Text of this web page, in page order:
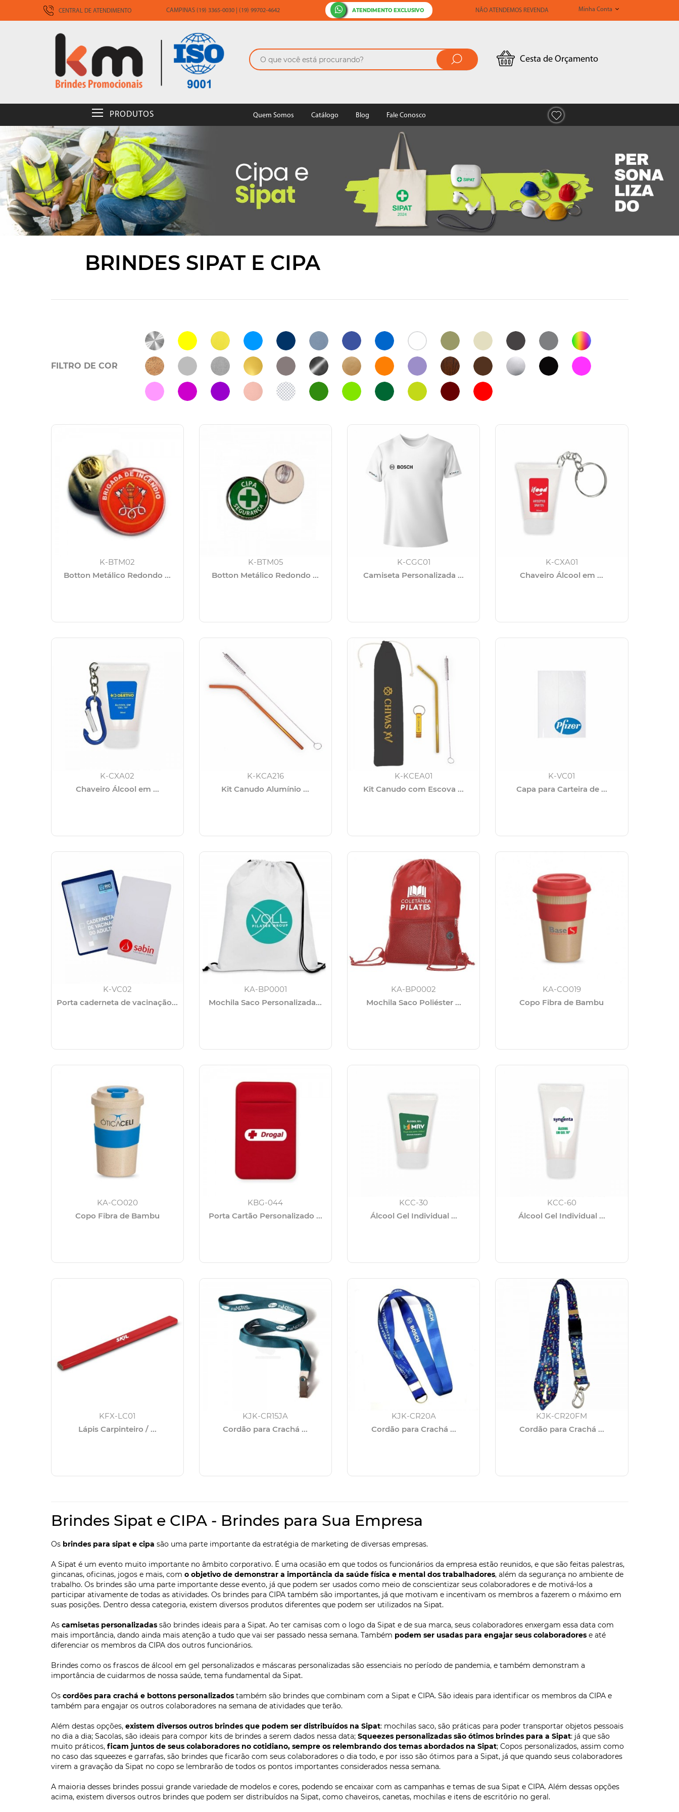
CENTRAL DE ATENDIMENTO CAMPINAS (19) 3365-0030 | (19) 99702-4642 ATENDIMENTO EXCLUSIVO NÃO ATENDEMOS REVENDA Minha Conta
Cesta de Orçamento
PRODUTOS Quem Somos Catálogo Blog Fale Conosco
BRINDES SIPAT E CIPA
FILTRO DE COR
K-BTM02
Botton Metálico Redondo ...
K-BTM05
Botton Metálico Redondo ...
K-CGC01
Camiseta Personalizada ...
K-CXA01
Chaveiro Álcool em ...
K-CXA02
Chaveiro Álcool em ...
K-KCA216
Kit Canudo Alumínio ...
K-KCEA01
Kit Canudo com Escova ...
K-VC01
Capa para Carteira de ...
K-VC02
Porta caderneta de vacinação...
KA-BP0001
Mochila Saco Personalizada...
KA-BP0002
Mochila Saco Poliéster ...
KA-CO019
Copo Fibra de Bambu
KA-CO020
Copo Fibra de Bambu
KBG-044
Porta Cartão Personalizado ...
KCC-30
Álcool Gel Individual ...
KCC-60
Álcool Gel Individual ...
KFX-LC01
Lápis Carpinteiro / ...
KJK-CR15JA
Cordão para Crachá ...
KJK-CR20A
Cordão para Crachá ...
KJK-CR20FM
Cordão para Crachá ...
KJK-CR20MT
Cordão para Crachá ...
KJK-CR20PC
Cordão para Crachá ...
KJK-CR20T
Cordão para Crachá ...
KJK-CR20TJ
Cordão para Crachá ...
KJR-CCIL
Chaveiro Abridor Trim ...
KM-P001
Pen Drive Giratório ...
KM-P005
KNK-25
Botton Americano 2,5 ...
KNK-35
Botton Americano 3,5 ...
KNK-45
Botton Americano 4,5 ...
KNK-55
Botton Americano 5,5 ...